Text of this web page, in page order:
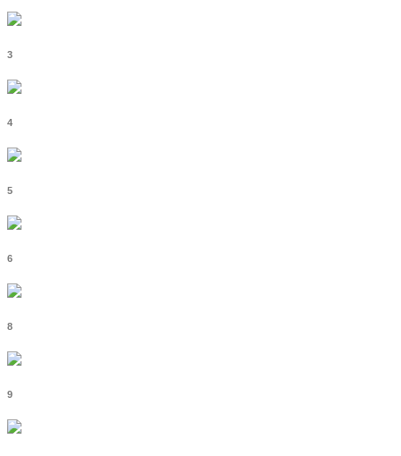
3
4
5
6
8
9